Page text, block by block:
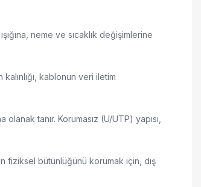
neme ve sıcaklık değişimlerine
kablonun veri iletim
tanır. Korumasız (U/UTP) yapısı,
fiziksel bütünlüğünü korumak için, dış